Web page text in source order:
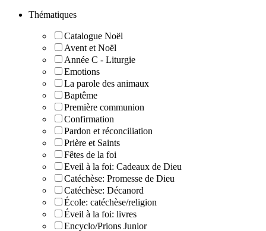
Thématiques
Catalogue Noël
Avent et Noël
Année C - Liturgie
Emotions
La parole des animaux
Baptême
Première communion
Confirmation
Pardon et réconciliation
Prière et Saints
Fêtes de la foi
Eveil à la foi: Cadeaux de Dieu
Catéchèse: Promesse de Dieu
Catéchèse: Décanord
École: catéchèse/religion
Éveil à la foi: livres
Encyclo/Prions Junior